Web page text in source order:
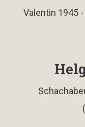
Valentin 1945